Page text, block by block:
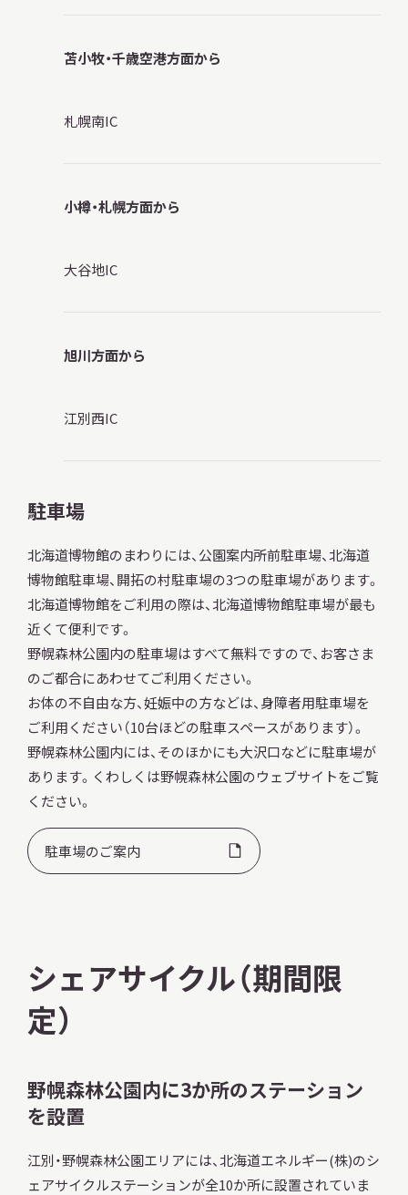
苫小牧・千歳空港方面から
札幌南IC
小樽・札幌方面から
大谷地IC
旭川方面から
江別西IC
駐車場
北海道博物館のまわりには、公園案内所前駐車場、北海道
博物館駐車場、開拓の村駐車場の3つの駐車場があります。
北海道博物館をご利用の際は、北海道博物館駐車場が最も
近くて便利です。
野幌森林公園内の駐車場はすべて無料ですので、お客さま
のご都合にあわせてご利用ください。
お体の不自由な方、妊娠中の方などは、身障者用駐車場を
ご利用ください（10台ほどの駐車スペースがあります）。
野幌森林公園内には、そのほかにも大沢口などに駐車場が
あります。くわしくは野幌森林公園のウェブサイトをご覧
ください。
駐車場のご案内
シェアサイクル（期間限
定）
野幌森林公園内に3か所のステーション
を設置
江別・野幌森林公園エリアには、北海道エネルギー(株)のシ
ェアサイクルステーションが全10か所に設置されていま